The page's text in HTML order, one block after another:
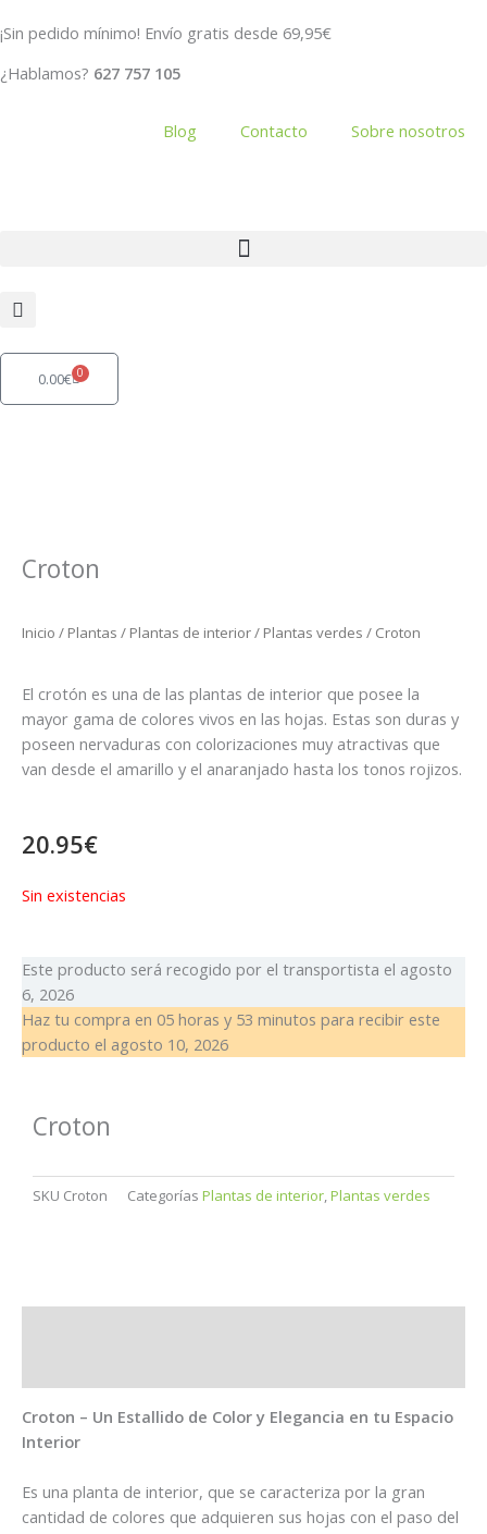
al
¡Sin pedido mínimo! Envío gratis desde 69,95€
¿Hablamos? 627 757 105
Blog Contacto Sobre nosotros
0.00€ 0
Carrito
Croton
Inicio / Plantas / Plantas de interior/ Plantas verdes / Croton
El crotón es una de las plantas de interior que posee la
mayor gama de colores vivos en las hojas. Estas son duras y
poseen nervaduras con colorizaciones muy atractivas que
van desde el amarillo y el anaranjado hasta los tonos rojizos.
20.95€
Sin existencias
Este producto será recogido por el transportista el agosto
6, 2026
Haz tu compra en 05 horas y 53 minutos para recibir este
producto el agosto 10, 2026
Croton
SKU Croton Categorías Plantas de interior,Plantas verdes
Croton – Un Estallido de Color y Elegancia en tu Espacio
Interior
Es una planta de interior, que se caracteriza por la gran
cantidad de colores que adquieren sus hojas con el paso del